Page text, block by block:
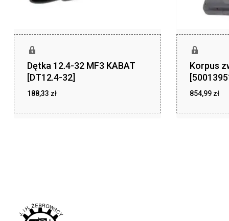
Dętka 12.4-32 MF3 KABAT
[DT12.4-32]
188,33 zł
Korpus
854,99 zł